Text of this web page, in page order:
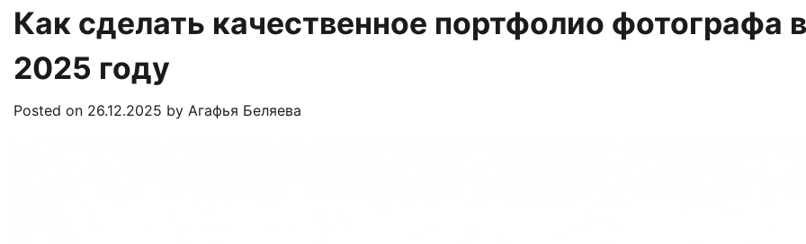
Как сделать качественное портфолио фотографа в
2025 году
Posted on 26.12.2025 by Агафья Беляева